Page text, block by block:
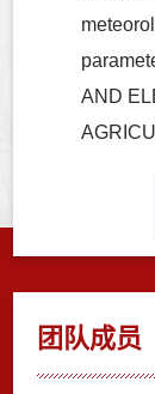
AND
团队成员